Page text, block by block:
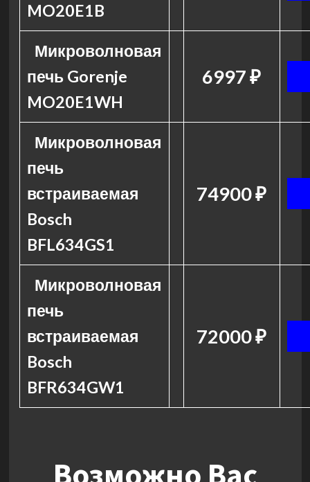
MO20E1B
Микроволновая
печь Gorenje
MO20E1WH
6997 ₽
Микроволновая
печь
встраиваемая
Bosch
BFL634GS1
74900 ₽
Микроволновая
печь
встраиваемая
Bosch
BFR634GW1
72000 ₽